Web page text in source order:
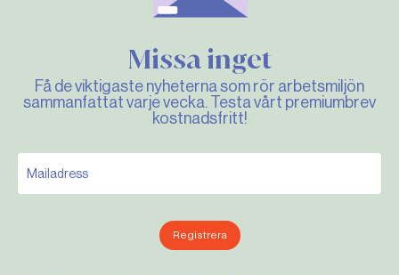
Missa inget
Få de viktigaste nyheterna som rör arbetsmiljön
sammanfattat varje vecka. Testa vårt premiumbrev
kostnadsfritt!
Registrera